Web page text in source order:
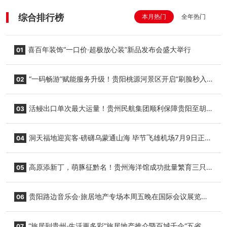
综合排行榜 本月热门 全年热门
01 喜百年装饰“一口价·超极放心装”新品发布会盛大举行
02 “一码畅游”赋能服务升级！贵阳桃源河景区开启“刷脸秒入
03 活鳗出口单次最大运量！贵州民航集团顺利保障贵阳至胡
04 洞天福地迎宾客·磅礴乌蒙通山海 毕节飞雄机场7月9日正式
05 高原添新丁，萌豚征黔名！贵州海洋馆成功批量繁育三只
06 贵阳路边音乐会·旅居地产专场本周五晚在国际会议展览中